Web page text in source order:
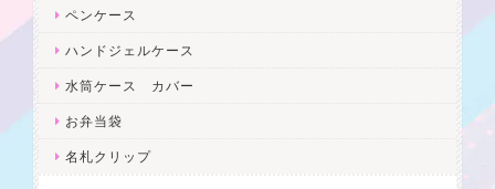
ペンケース
ハンドジェルケース
水筒ケース カバー
お弁当袋
名札クリップ